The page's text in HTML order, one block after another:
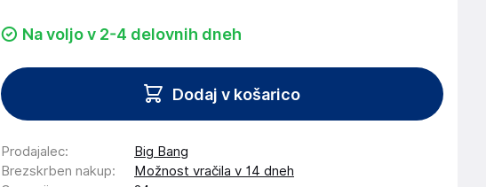
Na voljo v 2-4 delovnih dneh
Dodaj v košarico
Prodajalec:
Big Bang
Brezskrben nakup:
Možnost vračila v 14 dneh